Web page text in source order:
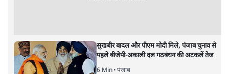
केरल के सबरमला स्थित भगवान अयप्पा का मंदिर वह अकेला मंदिर